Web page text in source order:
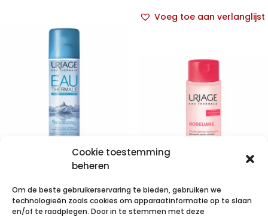
Cookie toestemming
beheren
Om de beste gebruikerservaring te bieden, gebruiken we
technologieën zoals cookies om apparaatinformatie op te slaan
en/of te raadplegen. Door in te stemmen met deze
Voeg toe aan verlanglijst
Uriage Eau
Thermale Spray
150ml Uriage